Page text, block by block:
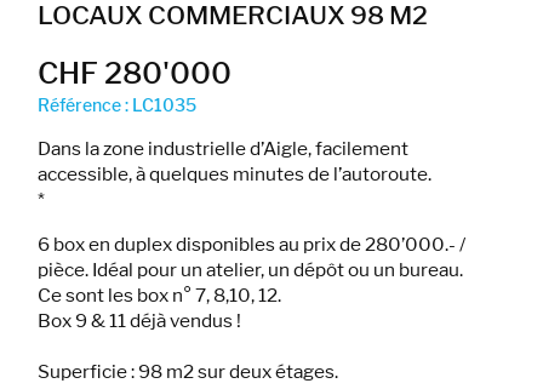
LOCAUX COMMERCIAUX 98 M2
CHF 280'000
Référence : LC1035
Dans la zone industrielle d’Aigle, facilement
accessible, à quelques minutes de l’autoroute.
*
6 box en duplex disponibles au prix de 280’000.- /
pièce. Idéal pour un atelier, un dépôt ou un bureau.
Ce sont les box n° 7, 8,10, 12.
Box 9 & 11 déjà vendus !
Superficie : 98 m2 sur deux étages.